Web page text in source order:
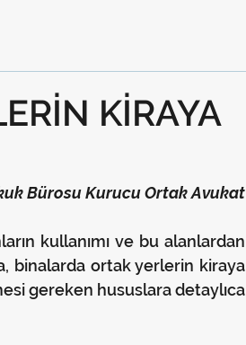
KİRAYA
Bürosu Kurucu Ortak Avukat
kullanımı ve bu alanlardan
binalarda ortak yerlerin kiraya
gereken hususlara detaylıca